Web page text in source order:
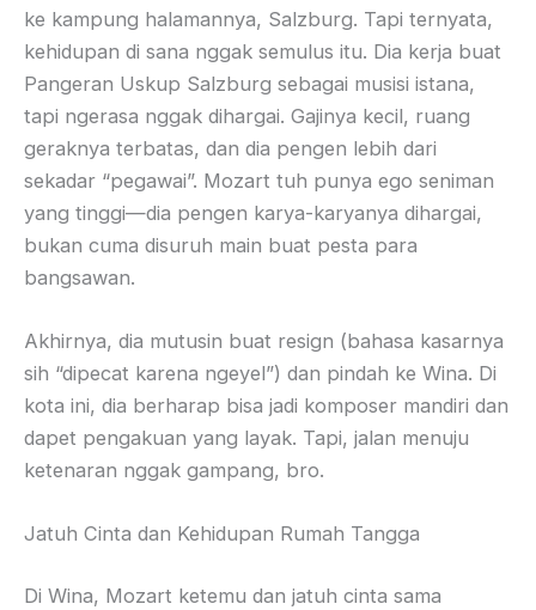
ke kampung halamannya, Salzburg. Tapi ternyata,
kehidupan di sana nggak semulus itu. Dia kerja buat
Pangeran Uskup Salzburg sebagai musisi istana,
tapi ngerasa nggak dihargai. Gajinya kecil, ruang
geraknya terbatas, dan dia pengen lebih dari
sekadar “pegawai”. Mozart tuh punya ego seniman
yang tinggi—dia pengen karya-karyanya dihargai,
bukan cuma disuruh main buat pesta para
bangsawan.
Akhirnya, dia mutusin buat resign (bahasa kasarnya
sih “dipecat karena ngeyel”) dan pindah ke Wina. Di
kota ini, dia berharap bisa jadi komposer mandiri dan
dapet pengakuan yang layak. Tapi, jalan menuju
ketenaran nggak gampang, bro.
Jatuh Cinta dan Kehidupan Rumah Tangga
Di Wina, Mozart ketemu dan jatuh cinta sama